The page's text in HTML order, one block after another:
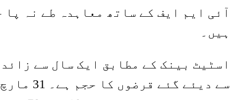
آئی ایم ایف کے ساتھ معاہدہ طے نہ
ہیں۔
اسٹیٹ بینک کے مطابق ایک سال سے